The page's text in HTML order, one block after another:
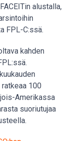
alustalla,
FPL-C:ssä.
kahden
100
Amerikassa
suoriutujaa